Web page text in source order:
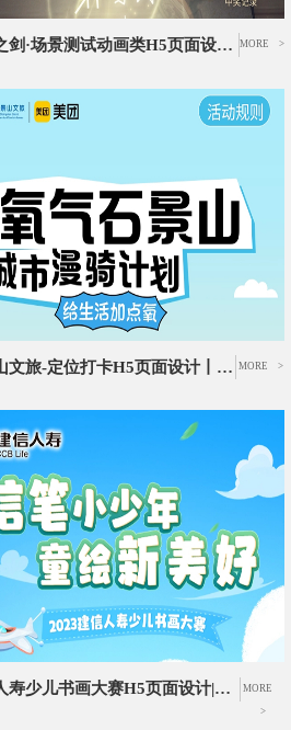
列王之剑·场景测试动画类H5页面设计丨独立游戏推广H5活动UI设计 MORE >
石景山文旅-定位打卡H5页面设计丨户外骑行打卡活动页面设计 MORE >
建信人寿少儿书画大赛H5页面设计|手绘插画设计|作品征集活动UI设计 MORE
>